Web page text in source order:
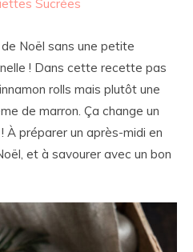
Sucrées
Noël sans une petite
! Dans cette recette pas
rolls mais plutôt une
de marron. Ça change un
À préparer un après-midi en
et à savourer avec un bon